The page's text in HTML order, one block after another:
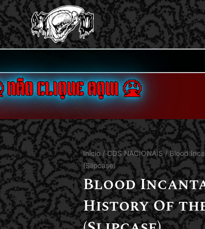
CLIQUE AQUI 🤮
Início /CDS NACIONAIS/ Blood
(Slipcase)
Blood
History Of